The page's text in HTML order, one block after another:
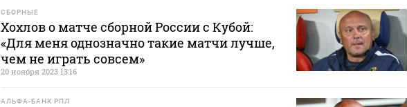
СБОРНЫЕ
Хохлов о матче сборной России с Кубой:
«Для меня однозначно такие матчи лучше,
чем не играть совсем»
20 ноября 2023 13:16
АЛЬФА-БАНК РПЛ